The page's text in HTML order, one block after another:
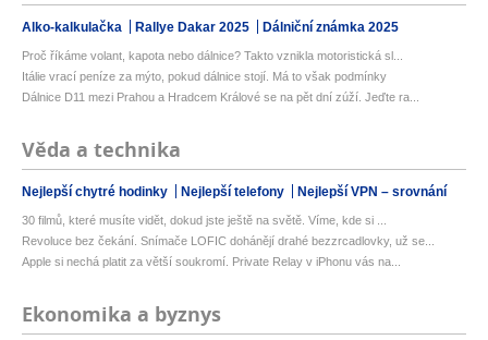
Alko-kalkulačka Rallye Dakar 2025 Dálniční známka 2025
Proč říkáme volant, kapota nebo dálnice? Takto vznikla motoristická sl...
Itálie vrací peníze za mýto, pokud dálnice stojí. Má to však podmínky
Dálnice D11 mezi Prahou a Hradcem Králové se na pět dní zúží. Jeďte ra...
Věda a technika
Nejlepší chytré hodinky Nejlepší telefony Nejlepší VPN – srovnání
30 filmů, které musíte vidět, dokud jste ještě na světě. Víme, kde si ...
Revoluce bez čekání. Snímače LOFIC dohánějí drahé bezzrcadlovky, už se...
Apple si nechá platit za větší soukromí. Private Relay v iPhonu vás na...
Ekonomika a byznys